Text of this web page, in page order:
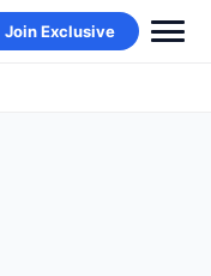
Join Exclusive